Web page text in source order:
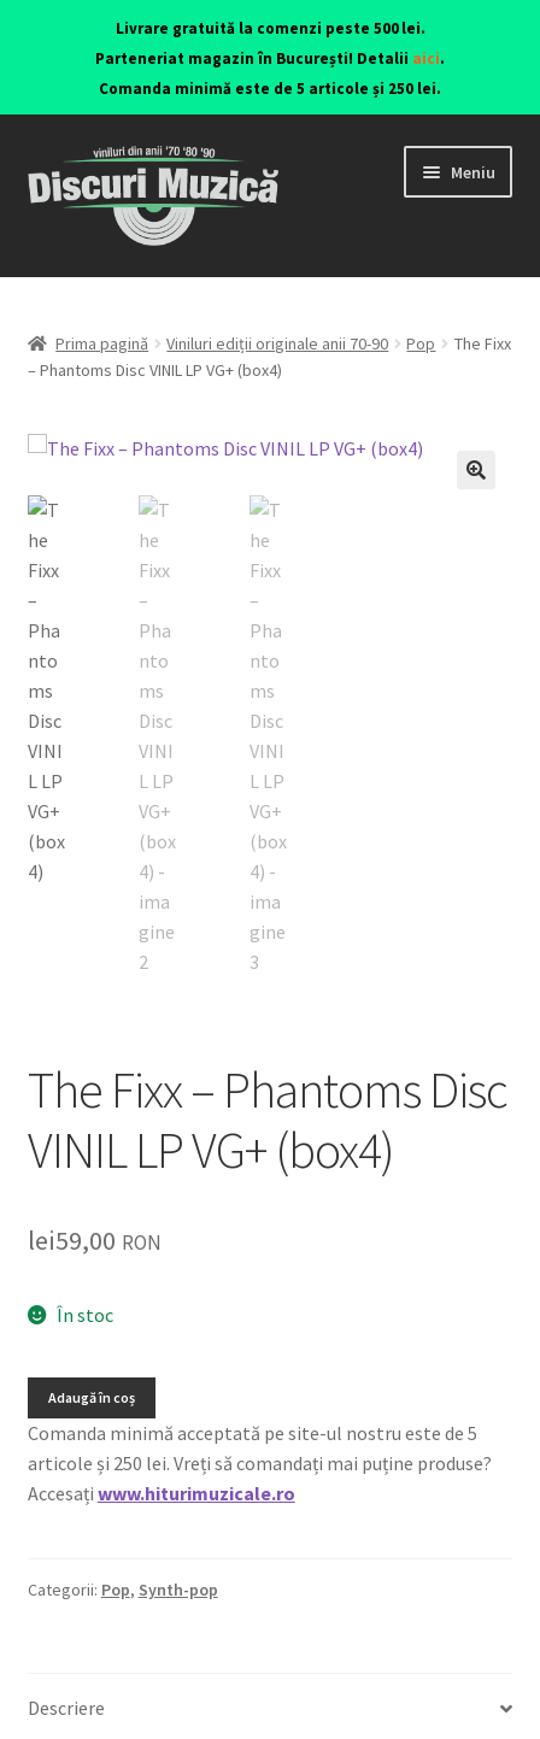
Livrare gratuită la comenzi peste 500 lei.
Parteneriat magazin în București! Detalii aici.
Comanda minimă este de 5 articole și 250 lei.
Meniu
Viniluri ediții originale anii 70-90
CD-uri originale
Echipamente
Listă produse
Oferta lunii
Contul meu
Prima pagină Viniluri ediții originale anii 70-90 Pop
The Fixx
– Phantoms Disc VINIL LP VG+ (box4)
The Fixx – Phantoms Disc
VINIL LP VG+ (box4)
lei59,00 RON
În stoc
Adaugă în coș
Comanda minimă acceptată pe site-ul nostru este de 5
articole și 250 lei. Vreți să comandați mai puține produse?
Accesați www.hiturimuzicale.ro
Categorii: Pop, Synth-pop
Descriere